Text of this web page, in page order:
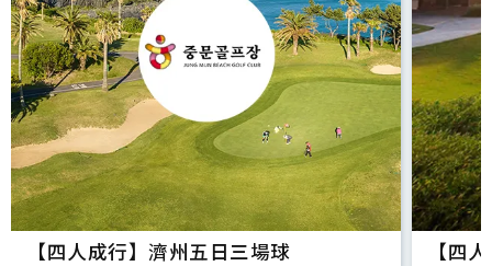
【四人成行】濟州五日三場球 【四